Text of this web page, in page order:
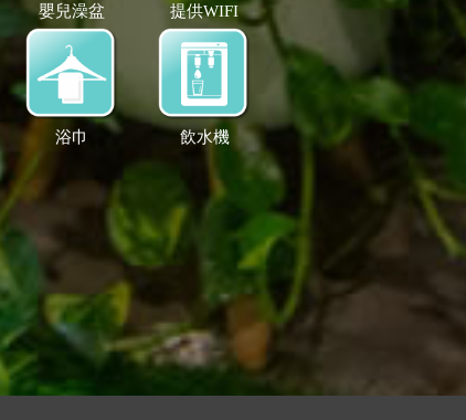
嬰兒澡盆 提供WIFI
浴巾 飲水機